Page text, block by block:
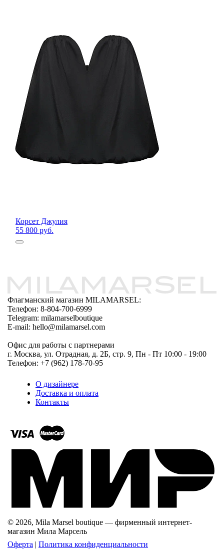
Корсет Джулия
55 800 руб.
Флагманский магазин MILAMARSEL:
Телефон: 8-804-700-6999
Telegram: milamarselboutique
E-mail: hello@milamarsel.com
Офис для работы с партнерами
г. Москва, ул. Отрадная, д. 2Б, стр. 9, Пн - Пт 10:00 - 19:00
Телефон: +7 (962) 178-70-95
О дизайнере
Доставка и оплата
Контакты
© 2026, Mila Marsel boutique — фирменный интернет-
магазин Мила Марсель
Оферта | Политика конфиденциальности